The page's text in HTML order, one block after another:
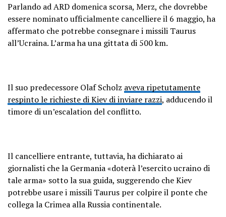
Parlando ad ARD domenica scorsa, Merz, che dovrebbe
essere nominato ufficialmente cancelliere il 6 maggio, ha
affermato che potrebbe consegnare i missili Taurus
all’Ucraina. L’arma ha una gittata di 500 km.
Il suo predecessore Olaf Scholz aveva ripetutamente
respinto le richieste di Kiev di inviare razzi, adducendo il
timore di un’escalation del conflitto.
Il cancelliere entrante, tuttavia, ha dichiarato ai
giornalisti che la Germania «doterà l’esercito ucraino di
tale arma» sotto la sua guida, suggerendo che Kiev
potrebbe usare i missili Taurus per colpire il ponte che
collega la Crimea alla Russia continentale.